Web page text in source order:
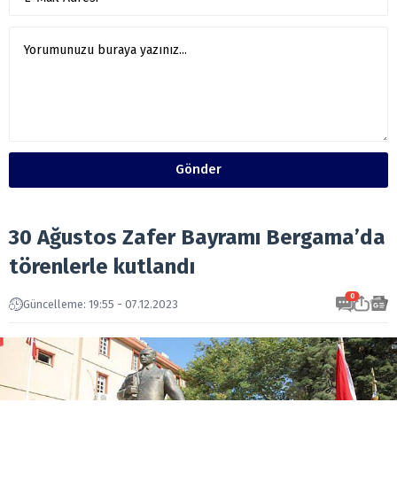
Gönder
30 Ağustos Zafer Bayramı Bergama’da
törenlerle kutlandı
Güncelleme: 19:55 - 07.12.2023
0